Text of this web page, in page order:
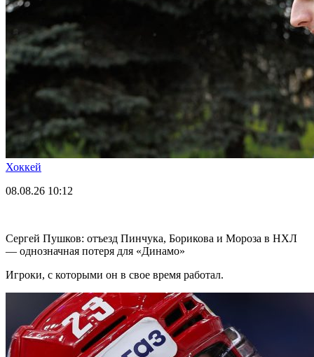
Хоккей
08.08.26 10:12
Сергей Пушков: отъезд Пинчука, Борикова и Мороза в НХЛ
— однозначная потеря для «Динамо»
Игроки, с которыми он в свое время работал.